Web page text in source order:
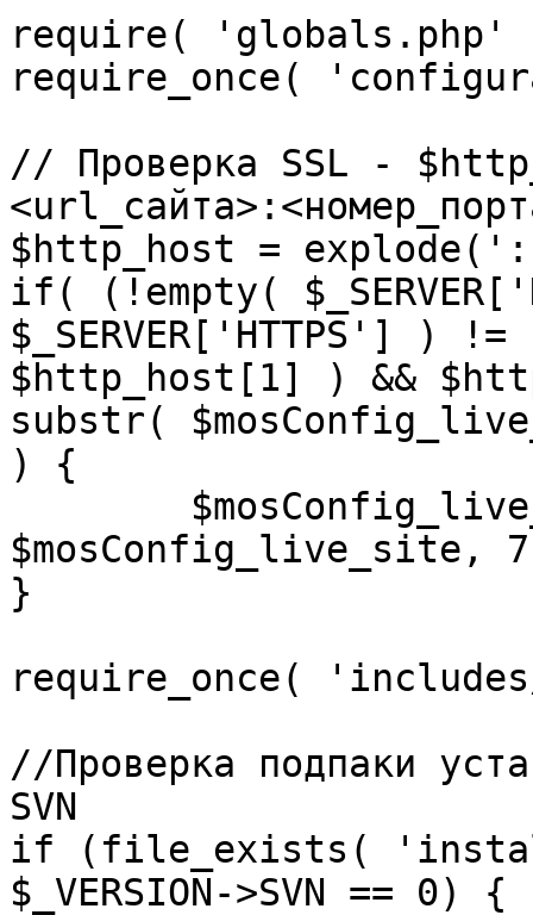
require(
require_once(
// Проверка SSL -
$http_host = explode(':',
if( (!empty(
$_SERVER['HTTPS']
$http_host[1] ) &&
substr(
) {
$mosConfig_live_site,
}
require_once(
//Проверка подпаки
SVN
if (file_exists(
$_VERSION->SVN == 0) {